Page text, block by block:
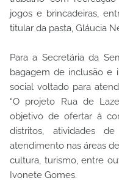
jogos e brincadeiras,
titular da pasta, Gláucia
Para a Secretária da
bagagem de inclusão e
social voltado para
“O projeto Rua de
objetivo de ofertar à
distritos, atividades
atendimento nas áreas
cultura, turismo, entre
Ivonete Gomes.